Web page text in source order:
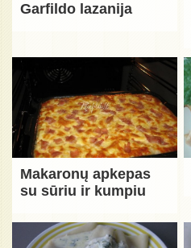
Garfildo lazanija
Makaronų apkepas
su sūriu ir kumpiu